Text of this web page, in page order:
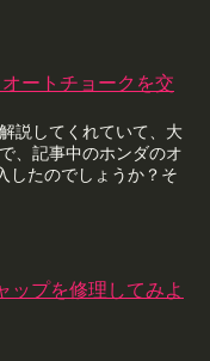
ートチョークを交
説してくれていて、大
、記事中のホンダのオ
したのでしょうか？そ
ップを修理してみよ